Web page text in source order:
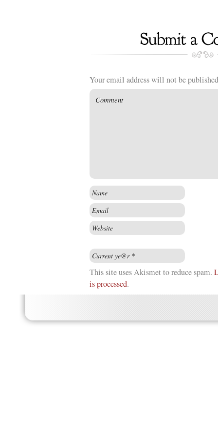
Your email address will not be
This site uses Akismet to reduce spam.
is processed.